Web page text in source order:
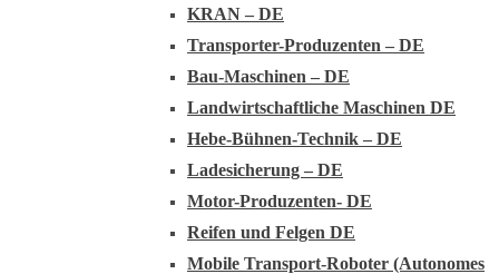
KRAN – DE
Transporter-Produzenten – DE
Bau-Maschinen – DE
Landwirtschaftliche Maschinen DE
Hebe-Bühnen-Technik – DE
Ladesicherung – DE
Motor-Produzenten- DE
Reifen und Felgen DE
Mobile Transport-Roboter (Autonomes